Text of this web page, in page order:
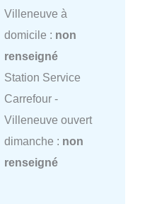
Villeneuve à
domicile : non
renseigné
Station Service
Carrefour -
Villeneuve ouvert
dimanche : non
renseigné